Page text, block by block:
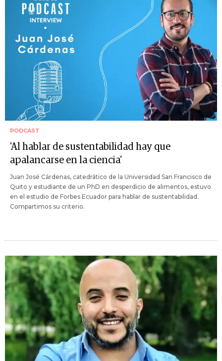
PODCAST
'Al hablar de sustentabilidad hay que
apalancarse en la ciencia'
Juan José Cárdenas, catedrático de la Universidad San Francisco de
Quito y estudiante de un PhD en desperdicio de alimentos, estuvo
en el estudio de Forbes Ecuador para hablar de sustentabilidad.
Compartimos su criterio.